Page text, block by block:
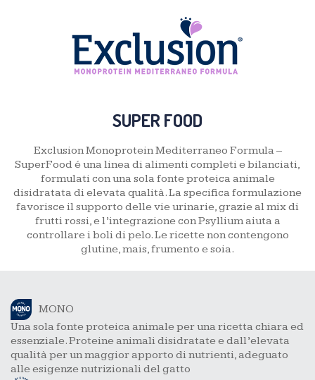
SUPER FOOD
Exclusion Monoprotein Mediterraneo Formula –
SuperFood é una linea di alimenti completi e bilanciati,
formulati con una sola fonte proteica animale
disidratata di elevata qualità. La specifica formulazione
favorisce il supporto delle vie urinarie, grazie al mix di
frutti rossi, e l’integrazione con Psyllium aiuta a
controllare i boli di pelo. Le ricette non contengono
glutine, mais, frumento e soia.
MONO
Una sola fonte proteica animale per una ricetta chiara ed
essenziale. Proteine animali disidratate e dall’elevata
qualità per un maggior apporto di nutrienti, adeguato
alle esigenze nutrizionali del gatto